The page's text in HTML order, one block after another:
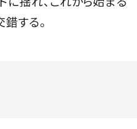
する。